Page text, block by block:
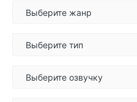
Выберите жанр
Выберите тип
Выберите озвучку